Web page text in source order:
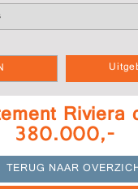
Riviera
380.000,-
TERUG NAAR